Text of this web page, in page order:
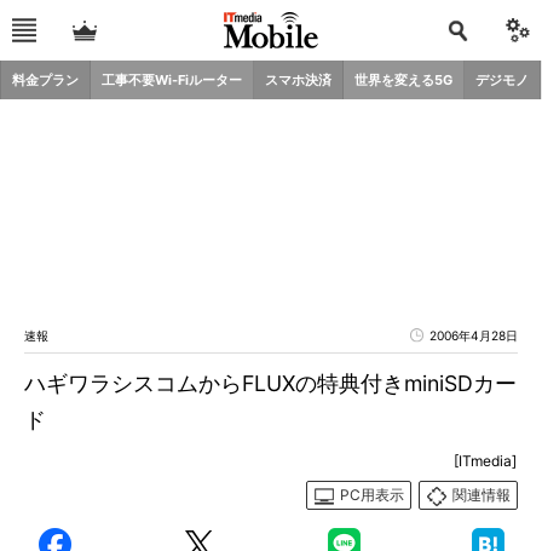
料金プラン 工事不要Wi-Fiルーター スマホ決済 世界を変える5G デジモノ
速報 2006年4月28日
ハギワラシスコムからFLUXの特典付きminiSDカー
ド
[ITmedia]
PC用表示
関連情報